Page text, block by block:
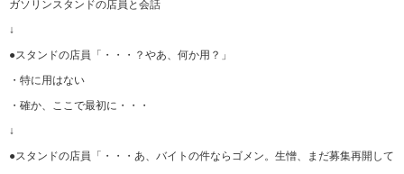
ガソリンスタンドの店員と会話
↓
●スタンドの店員「・・・？やあ、何か用？」
・特に用はない
・確か、ここで最初に・・・
↓
●スタンドの店員「・・・あ、バイトの件ならゴメン。生憎、まだ募集再開して